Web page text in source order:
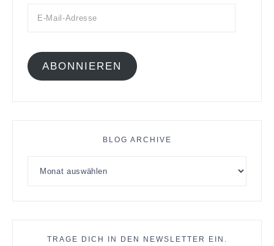
ABONNIEREN
BLOG ARCHIVE
TRAGE DICH IN DEN NEWSLETTER EIN.